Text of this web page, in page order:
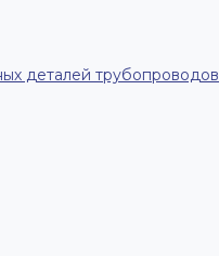
деталей трубопроводов